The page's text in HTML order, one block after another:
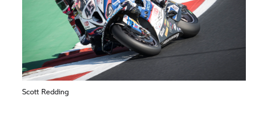
Scott Redding